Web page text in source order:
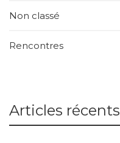
Non classé
Rencontres
Articles récents